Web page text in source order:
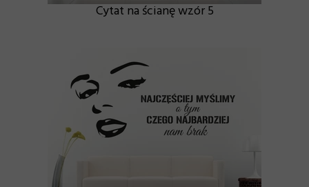
Cytat na ścianę wzór 5